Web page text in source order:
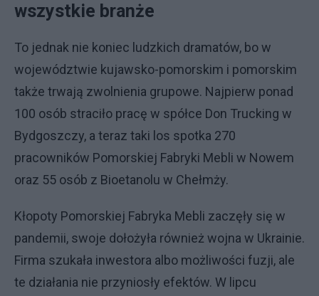
wszystkie branże
To jednak nie koniec ludzkich dramatów, bo w
województwie kujawsko-pomorskim i pomorskim
także trwają zwolnienia grupowe. Najpierw ponad
100 osób straciło pracę w spółce Don Trucking w
Bydgoszczy, a teraz taki los spotka 270
pracowników Pomorskiej Fabryki Mebli w Nowem
oraz 55 osób z Bioetanolu w Chełmży.
Kłopoty Pomorskiej Fabryka Mebli zaczęły się w
pandemii, swoje dołożyła również wojna w Ukrainie.
Firma szukała inwestora albo możliwości fuzji, ale
te działania nie przyniosły efektów. W lipcu